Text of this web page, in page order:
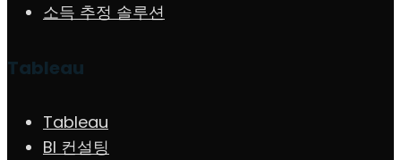
소득 추정 솔루션
Tableau
Tableau
BI 컨설팅